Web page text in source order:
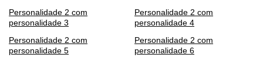
Personalidade 2 com
personalidade 3
Personalidade 2 com
personalidade 4
Personalidade 2 com
personalidade 5
Personalidade 2 com
personalidade 6